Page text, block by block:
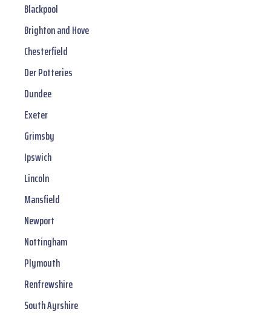
Blackpool
Brighton and Hove
Chesterfield
Der Potteries
Dundee
Exeter
Grimsby
Ipswich
Lincoln
Mansfield
Newport
Nottingham
Plymouth
Renfrewshire
South Ayrshire